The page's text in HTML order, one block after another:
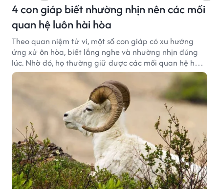
4 con giáp biết nhường nhịn nên các mối
quan hệ luôn hài hòa
Theo quan niệm tử vi, một số con giáp có xu hướng
ứng xử ôn hòa, biết lắng nghe và nhường nhịn đúng
lúc. Nhờ đó, họ thường giữ được các mối quan hệ hài
hòa và nhận được sự yêu mến từ những người xung